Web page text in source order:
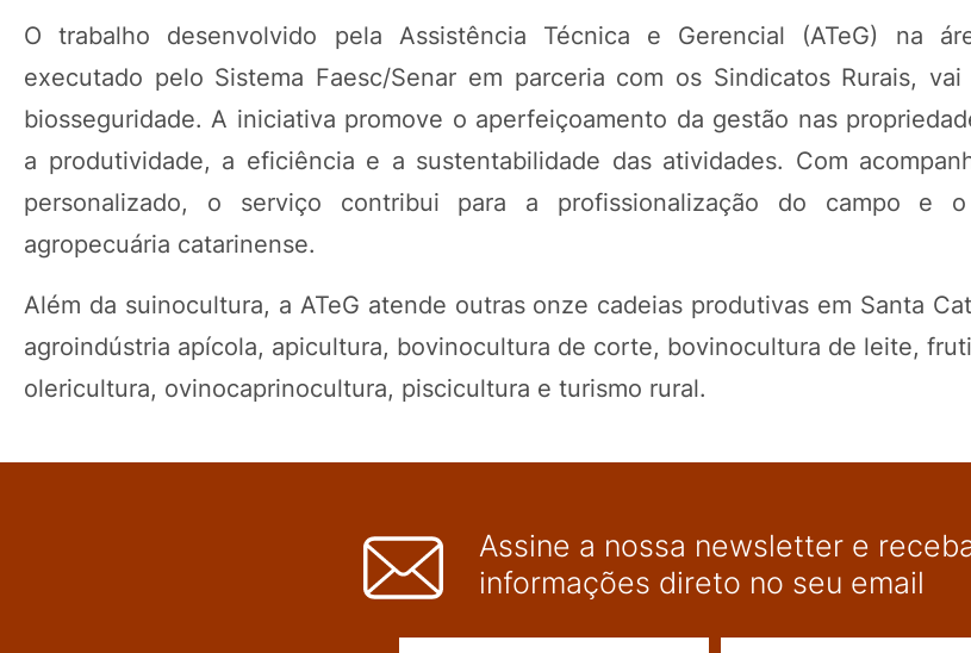
O trabalho desenvolvido pela Assistência Técnica e Gerencial (ATeG) na
executado pelo Sistema Faesc/Senar em parceria com os Sindicatos Rurais,
biosseguridade. A iniciativa promove o aperfeiçoamento da gestão nas
a produtividade, a eficiência e a sustentabilidade das atividades. Com
personalizado, o serviço contribui para a profissionalização do campo e
agropecuária catarinense.
Além da suinocultura, a ATeG atende outras onze cadeias produtivas em Santa
agroindústria apícola, apicultura, bovinocultura de corte, bovinocultura de leite,
olericultura, ovinocaprinocultura, piscicultura e turismo rural.
Assine a nossa newsletter e
informações direto no seu email